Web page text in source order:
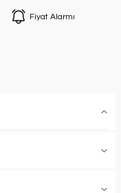
Fiyat Alarmı